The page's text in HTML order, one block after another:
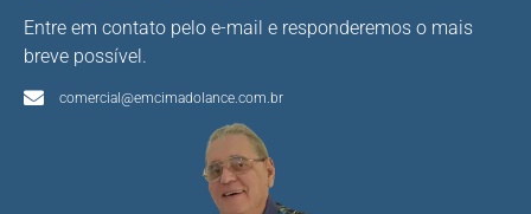
Entre em contato pelo e-mail e responderemos o mais
breve possível.
comercial@emcimadolance.com.br